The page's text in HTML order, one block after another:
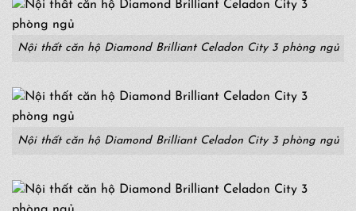
Nội thất căn hộ Diamond Brilliant Celadon City 3 phòng ngủ
Nội thất căn hộ Diamond Brilliant Celadon City 3 phòng ngủ